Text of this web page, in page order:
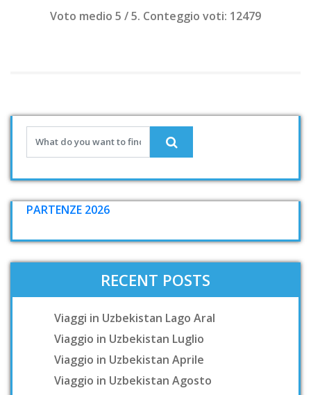
Voto medio 5 / 5. Conteggio voti: 12479
PARTENZE 2026
RECENT POSTS
Viaggi in Uzbekistan Lago Aral
Viaggio in Uzbekistan Luglio
Viaggio in Uzbekistan Aprile
Viaggio in Uzbekistan Agosto